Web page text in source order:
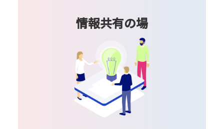
情報共有の場